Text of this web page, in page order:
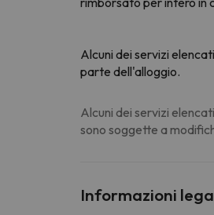
Alcuni dei servizi
parte dell'alloggio.
Alcuni dei servizi
sono soggette a
Informazioni